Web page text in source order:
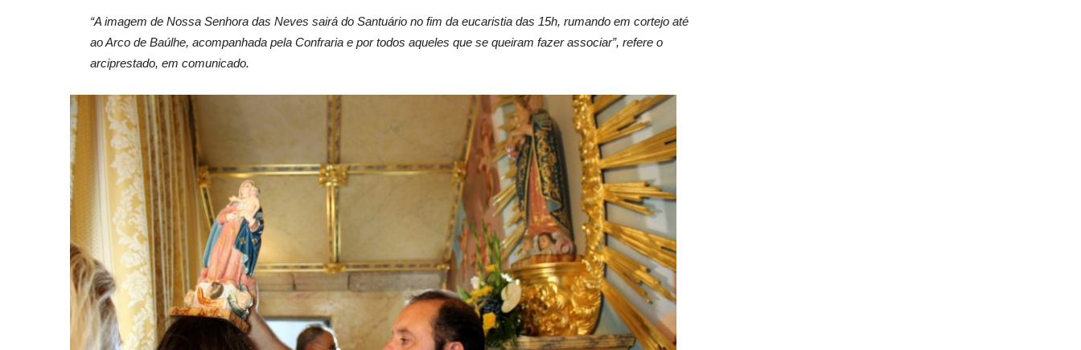
“A imagem de Nossa Senhora das Neves sairá do Santuário no fim da eucaristia das 15h, rumando em cortejo até
ao Arco de Baúlhe, acompanhada pela Confraria e por todos aqueles que se queiram fazer associar”, refere o
arciprestado, em comunicado.